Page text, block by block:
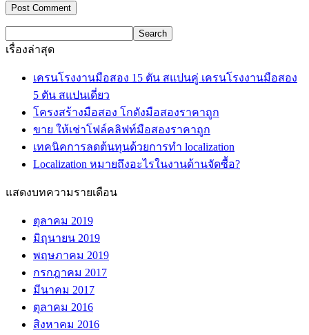
เรื่องล่าสุด
เครนโรงงานมือสอง 15 ตัน สแปนคู่ เครนโรงงานมือสอง
5 ตัน สแปนเดี่ยว
โครงสร้างมือสอง โกดังมือสองราคาถูก
ขาย ให้เช่าโฟล์คลิฟท์มือสองราคาถูก
เทคนิคการลดต้นทุนด้วยการทำ localization
Localization หมายถึงอะไรในงานด้านจัดซื้อ?
แสดงบทความรายเดือน
ตุลาคม 2019
มิถุนายน 2019
พฤษภาคม 2019
กรกฎาคม 2017
มีนาคม 2017
ตุลาคม 2016
สิงหาคม 2016